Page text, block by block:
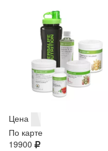
Цена
По карте
19900